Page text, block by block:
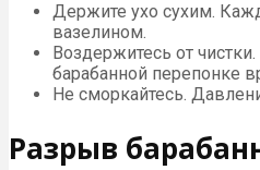
Держите ухо сухим.
вазелином.
Воздержитесь от
барабанной перепонке
Не сморкайтесь.
Разрыв